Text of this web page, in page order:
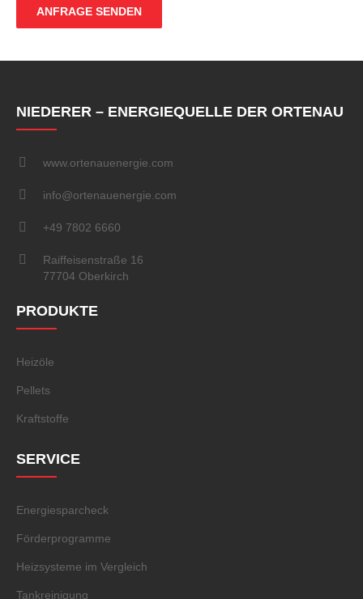
NIEDERER – ENERGIEQUELLE DER ORTENAU
www.ortenauenergie.com
info@ortenauenergie.com
+49 7802 6660
Raiffeisenstraße 16
77704 Oberkirch
PRODUKTE
Heizöle
Pellets
Kraftstoffe
SERVICE
Energiesparcheck
Förderprogramme
Heizsysteme im Vergleich
Tankreinigung